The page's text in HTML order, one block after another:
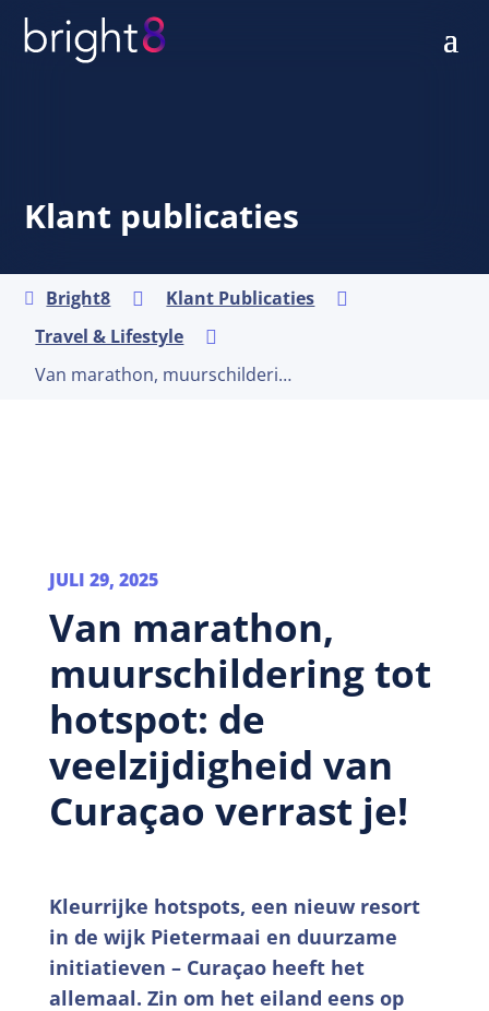
Klant publicaties
 Bright8  Klant Publicaties 
Travel & Lifestyle 
Van marathon, muurschildering tot hotspot: de veelzijdigheid van Curaçao verrast je!
JULI 29, 2025
Van marathon,
muurschildering tot
hotspot: de
veelzijdigheid van
Curaçao verrast je!
Kleurrijke hotspots, een nieuw resort
in de wijk Pietermaai en duurzame
initiatieven – Curaçao heeft het
allemaal. Zin om het eiland eens op